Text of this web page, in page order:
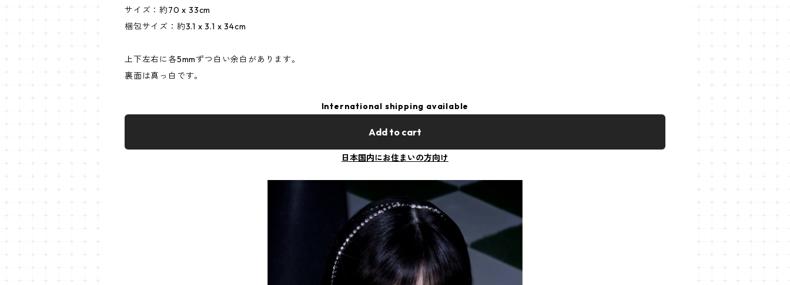
サイズ：約70 x 33cm
梱包サイズ：約3.1 x 3.1 x 34cm
上下左右に各5mmずつ白い余白があります。
裏面は真っ白です。
International shipping available
Add to cart
日本国内にお住まいの方向け